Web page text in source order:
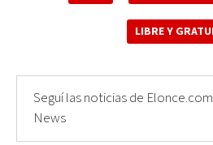
LIBRE Y
Seguí las noticias de
News